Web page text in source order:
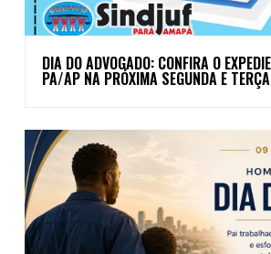
DIA DO ADVOGADO: CONFIRA O
PA/AP NA PRÓXIMA SEGUNDA E